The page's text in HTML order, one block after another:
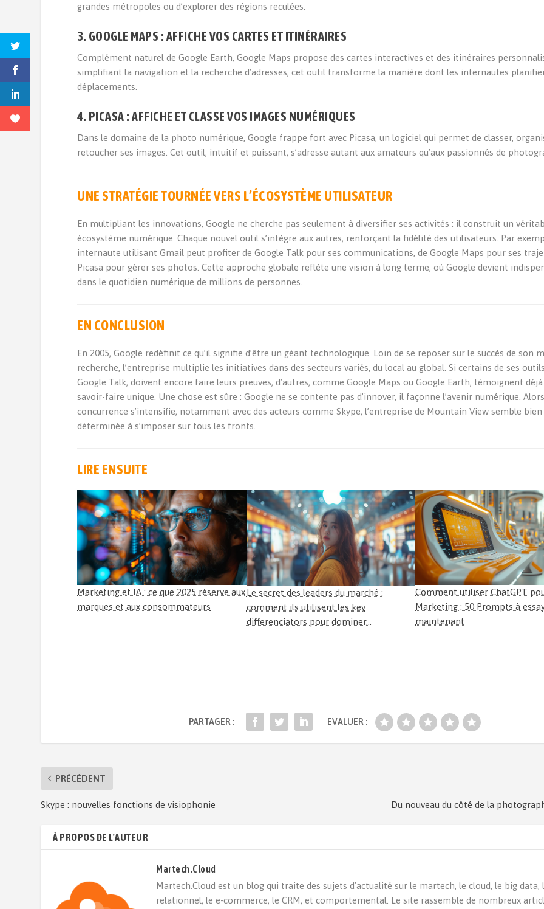
grandes métropoles ou d’explorer des régions reculées.
3. GOOGLE MAPS : AFFICHE VOS CARTES ET ITINÉRAIRES
Complément naturel de Google Earth, Google Maps propose des cartes interactives et des itinéraires
simplifiant la navigation et la recherche d’adresses, cet outil transforme la manière dont les internautes
déplacements.
4. PICASA : AFFICHE ET CLASSE VOS IMAGES NUMÉRIQUES
Dans le domaine de la photo numérique, Google frappe fort avec Picasa, un logiciel qui permet de classer,
retoucher ses images. Cet outil, intuitif et puissant, s’adresse autant aux amateurs qu’aux passionnés de
UNE STRATÉGIE TOURNÉE VERS L’ÉCOSYSTÈME UTILISATEUR
En multipliant les innovations, Google ne cherche pas seulement à diversifier ses activités : il construit un
écosystème numérique. Chaque nouvel outil s’intègre aux autres, renforçant la fidélité des utilisateurs. Par
internaute utilisant Gmail peut profiter de Google Talk pour ses communications, de Google Maps pour ses
Picasa pour gérer ses photos. Cette approche globale reflète une vision à long terme, où Google devient
dans le quotidien numérique de millions de personnes.
EN CONCLUSION
En 2005, Google redéfinit ce qu’il signifie d’être un géant technologique. Loin de se reposer sur le succès de son
recherche, l’entreprise multiplie les initiatives dans des secteurs variés, du local au global. Si certains de ses
Google Talk, doivent encore faire leurs preuves, d’autres, comme Google Maps ou Google Earth, témoignent déjà
savoir-faire unique. Une chose est sûre : Google ne se contente pas d’innover, il façonne l’avenir numérique.
concurrence s’intensifie, notamment avec des acteurs comme Skype, l’entreprise de Mountain View semble bien
déterminée à s’imposer sur tous les fronts.
LIRE ENSUITE
Marketing et IA : ce que 2025 réserve aux
marques et aux consommateurs
Le secret des leaders du marché :
comment ils utilisent les key
differenciators pour dominer…
Comment utiliser ChatGPT
Marketing : 50 Prompts à
maintenant
PARTAGER : EVALUER :
PRÉCÉDENT
Skype : nouvelles fonctions de visiophonie Du nouveau du côté de la
À PROPOS DE L'AUTEUR
Martech.Cloud
Martech.Cloud est un blog qui traite des sujets d'actualité sur le martech, le cloud, le big
relationnel, le e-commerce, le CRM, et comportemental. Le site rassemble de nombreux